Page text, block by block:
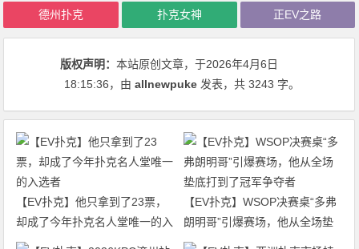
德州扑克 扑克女神 正EV之路
版权声明：本站原创文章，于2026年4月6日
18:15:36，由allnewpuke 发表，共 3243 字。
【EV扑克】他只拿到了23票，
却成了今年扑克名人堂唯一的入
选者
【EV扑克】WSOP决赛桌“多弗
朗明哥”引爆赛场，他从全场垫
底打到了冠军争夺者